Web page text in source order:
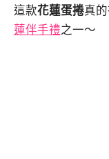
這款花蓮蛋捲真
蓮伴手禮之一～